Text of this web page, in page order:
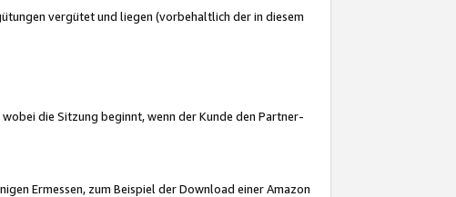
vergütet und liegen (vorbehaltlich der in diesem
die Sitzung beginnt, wenn der Kunde den Partner-
Ermessen, zum Beispiel der Download einer Amazon